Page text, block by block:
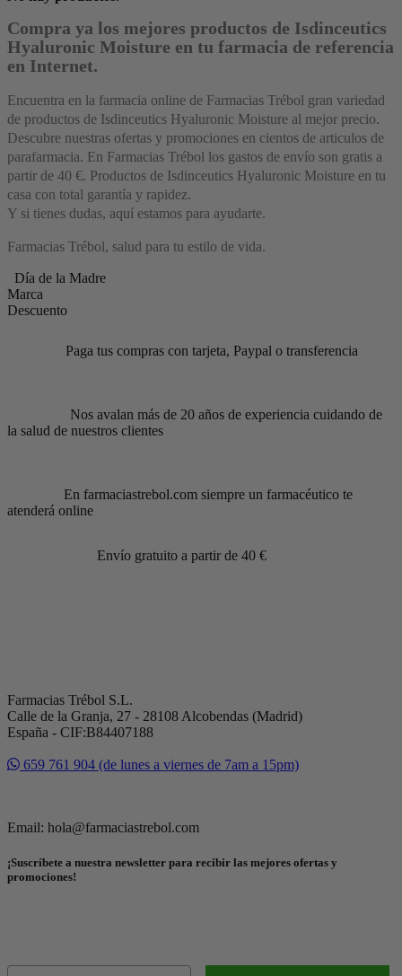
Compra ya los mejores productos de Isdinceutics
Hyaluronic Moisture en tu farmacia de referencia
en Internet.
Encuentra en la farmacia online de Farmacias Trébol gran variedad
de productos de Isdinceutics Hyaluronic Moisture al mejor precio.
Descubre nuestras ofertas y promociones en cientos de articulos de
parafarmacia. En Farmacias Trébol los gastos de envío son gratis a
partir de 40 €. Productos de Isdinceutics Hyaluronic Moisture en tu
casa con total garantía y rapidez.
Y si tienes dudas, aquí estamos para ayudarte.
Farmacias Trébol, salud para tu estilo de vida.
Día de la Madre
Marca
Descuento
Paga tus compras con tarjeta, Paypal o transferencia
Nos avalan más de 20 años de experiencia cuidando de
la salud de nuestros clientes
En farmaciastrebol.com siempre un farmacéutico te
atenderá online
Envío gratuito a partir de 40 €
Farmacias Trébol S.L.
Calle de la Granja, 27 - 28108 Alcobendas (Madrid)
España - CIF:B84407188
659 761 904 (de lunes a viernes de 7am a 15pm)
Email: hola@farmaciastrebol.com
¡Suscríbete a nuestra newsletter para recibir las mejores ofertas y
promociones!